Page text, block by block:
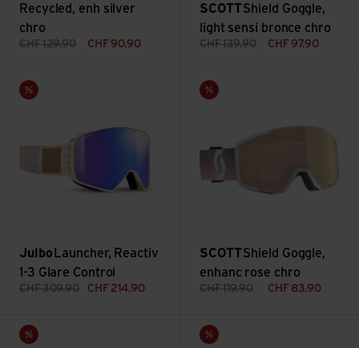
Recycled, enh silver
chro
CHF129.90 CHF 90.90
SCOTTShield Goggle,
light sensi bronce chro
CHF139.90 CHF 97.90
Sale
Julbo Launcher, Reactiv
1-3 Glare Control
CHF309.90 CHF 214.90
Launcher, Reactiv 1-3 Glare Control ansehen
Sale
SCOTTShield Goggle,
enhanc rose chro
CHF119.90 CHF 83.90
Shield Goggle, enhanc rose
Sale
Sphere OTG Light Sensitive Goggle, bronze chrome ansehen
Sale
Shield ice chrome S2 ansehen